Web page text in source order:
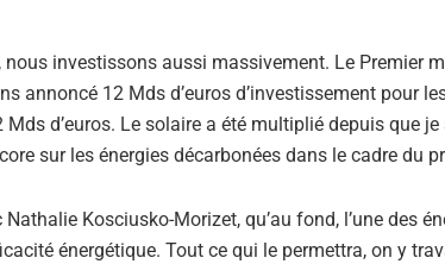
nous investissons aussi massivement. Le Premier
annoncé 12 Mds d’euros d’investissement pour
Mds d’euros. Le solaire a été multiplié depuis que
sur les énergies décarbonées dans le cadre du
Kosciusko-Morizet, qu’au fond, l’une des
énergétique. Tout ce qui le permettra, on y